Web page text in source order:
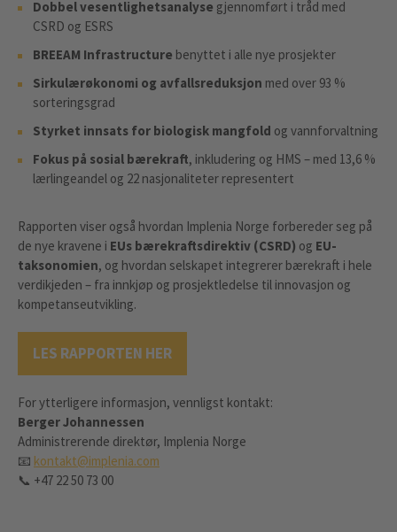
Dobbel vesentlighetsanalyse gjennomført i tråd med
CSRD og ESRS
BREEAM Infrastructure benyttet i alle nye prosjekter
Sirkulærøkonomi og avfallsreduksjon med over 93 %
sorteringsgrad
Styrket innsats for biologisk mangfold og vannforvaltning
Fokus på sosial bærekraft, inkludering og HMS – med 13,6 %
lærlingeandel og 22 nasjonaliteter representert
Rapporten viser også hvordan Implenia Norge forbereder seg på
de nye kravene i EUs bærekraftsdirektiv (CSRD) og EU-
taksonomien, og hvordan selskapet integrerer bærekraft i hele
verdikjeden – fra innkjøp og prosjektledelse til innovasjon og
kompetanseutvikling.
LES RAPPORTEN HER
For ytterligere informasjon, vennligst kontakt:
Berger Johannessen
Administrerende direktør, Implenia Norge
📧 kontakt@implenia.com
📞 +47 22 50 73 00